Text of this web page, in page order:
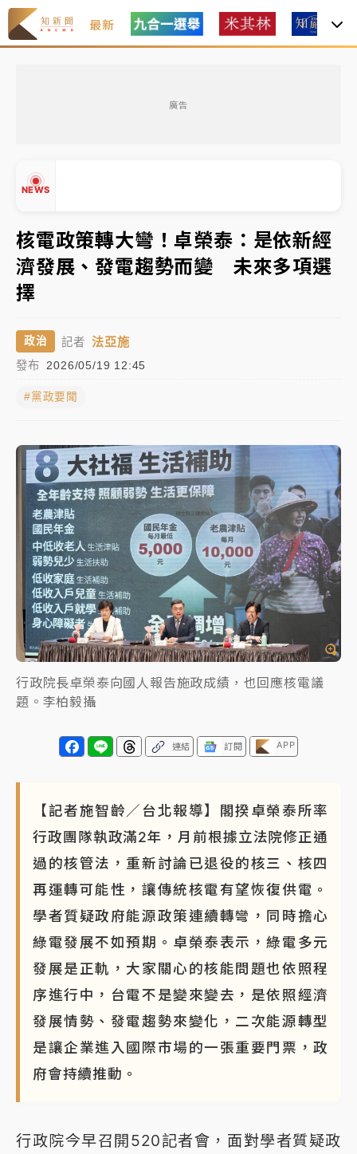
最新
廣告
NEWS
中信慈善基金會想增加董事人數！辜仲諒向法院聲請遭
駁 理由曝光
故宮《龍藏經》特展第2檔！今線上預約開賣一度塞車
周六起展出延長至晚上7時
台東農業處長涉圖利渡假村！東檢抗告成功 今重開羈
押庭
父親節泡湯了！中颱白海豚雨彈轟3天 「紅到發紫」降
雨熱區曝
女律師陳昱瑄詐慈濟10億！黃金158kg遭查扣畫面曝光
旅局回應了
中信慈善基金會想增加董事人數！辜仲諒向法院聲請遭
駁 理由曝光
故宮《龍藏經》特展第2檔！今線上預約開賣一度塞車
周六起展出延長至晚上7時
台東農業處長涉圖利渡假村！東檢抗告成功 今重開羈
押庭
父親節泡湯了！中颱白海豚雨彈轟3天 「紅到發紫」降
雨熱區曝
▲
▼
核電政策轉大彎！卓榮泰：是依新經
濟發展、發電趨勢而變 未來多項選
擇
政治 記者 法亞施
發布 2026/05/19 12:45
#黨政要聞
行政院長卓榮泰向國人報告施政成績，也回應核電議
題。李柏毅攝
連結 訂閱 APP
【記者施智齡／台北報導】閣揆卓榮泰所率
行政團隊執政滿2年，月前根據立法院修正通
過的核管法，重新討論已退役的核三、核四
再運轉可能性，讓傳統核電有望恢復供電。
學者質疑政府能源政策連續轉彎，同時擔心
綠電發展不如預期。卓榮泰表示，綠電多元
發展是正軌，大家關心的核能問題也依照程
序進行中，台電不是變來變去，是依照經濟
發展情勢、發電趨勢來變化，二次能源轉型
是讓企業進入國際市場的一張重要門票，政
府會持續推動。
行政院今早召開520記者會，面對學者質疑政